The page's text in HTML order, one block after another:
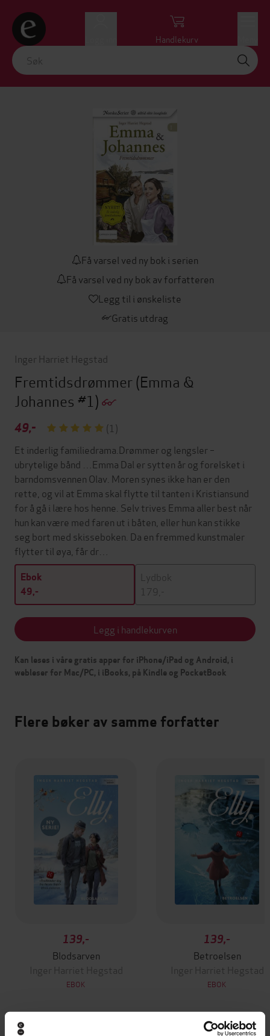
Handlekurv
Få varsel ved ny bok i serien
Få varsel ved ny bok av forfatteren
Legg til i ønskeliste
Gratis utdrag
Inger Harriet Hegstad
Fremtidsdrømmer(Emma &
Johannes #1)
49,-
(1)
Et inderlig familiedrama.Drømmer og lengsler –
ubrytelige bånd …Emma Dal er sytten år og forelsket i
barndomsvennen Olav. Moren synes ikke han er den
rette, og vil at Emma skal flytte til tanten i Kristiansund
for å gå i lære hos henne. Selv trives Emma aller best når
hun kan være med faren ut i båten, eller hun kan stikke
seg bort med skisseboken. Da en fremmed kunstmaler
flytter til øya, får dr…
Ebok
49,-
Lydbok
179,-
Legg i handlekurven
Kan leses i våre gratis apper for iPhone/iPad og Android, i
webleser for Mac/PC, i iBooks, på Kindle og PocketBook
Flere bøker av samme forfatter
139,-
Blodsarven
Inger Harriet Hegstad
EBOK
139,-
Betroelsen
Inger Harriet Hegstad
EBOK